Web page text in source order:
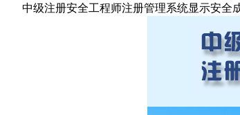
中级注册安全工程师注册管理系统显示安全